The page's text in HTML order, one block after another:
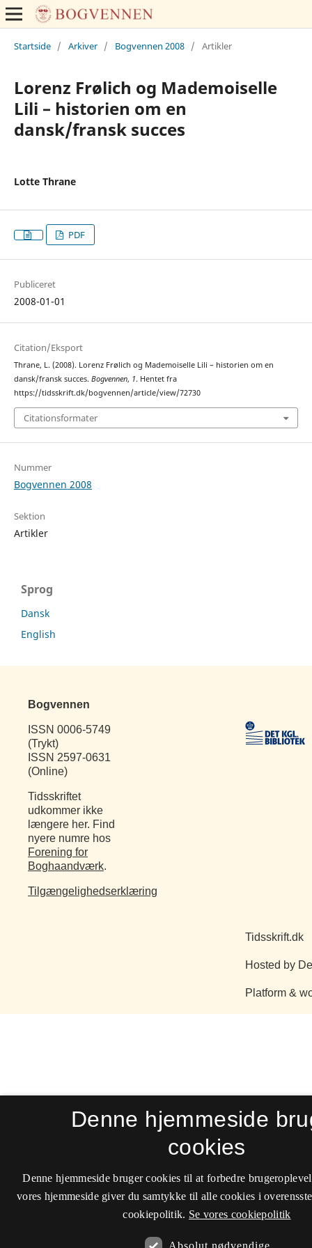
Startside / Arkiver / Bogvennen 2008 / Artikler
Lorenz Frølich og Mademoiselle
Lili – historien om en
dansk/fransk succes
Lotte Thrane
PDF
Publiceret
2008-01-01
Citation/Eksport
Thrane, L. (2008). Lorenz Frølich og Mademoiselle Lili – historien om en
dansk/fransk succes. Bogvennen, 1. Hentet fra
https://tidsskrift.dk/bogvennen/article/view/72730
Citationsformater
Nummer
Bogvennen 2008
Sektion
Artikler
Sprog
Dansk
English
Bogvennen
ISSN 0006-5749
(Trykt)
ISSN 2597-0631
(Online)
Tidsskriftet
udkommer ikke
længere her. Find
nyere numre hos
Forening for
Boghaandværk.
Tilgængelighedserklæring
Denne hjemmeside
cookies
Denne hjemmeside bruger cookies til at forbedre
vores hjemmeside giver du samtykke til alle cookies i
cookiepolitik. Se vores cookiepolitik
Absolut nødvendige